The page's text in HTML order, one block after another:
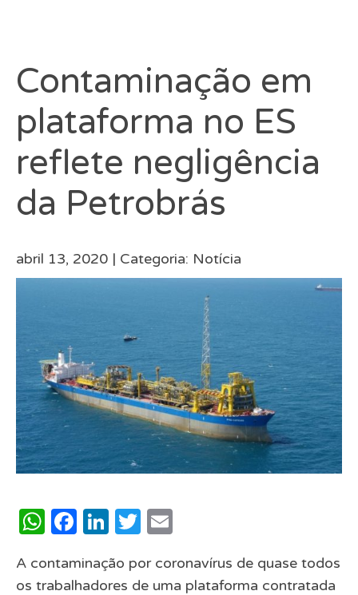
Contaminação em
plataforma no ES
reflete negligência
da Petrobrás
abril 13, 2020 | Categoria: Notícia
WhatsApp
Facebook
LinkedIn
Twitter
A contaminação por coronavírus de quase todos
os trabalhadores de uma plataforma contratada